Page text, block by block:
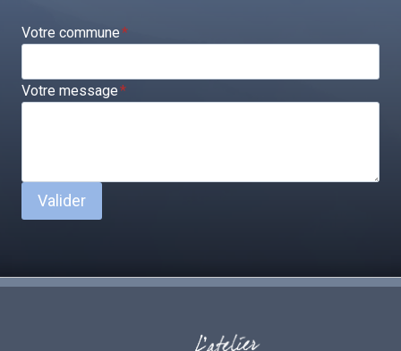
Votre commune*
Votre message*
Valider